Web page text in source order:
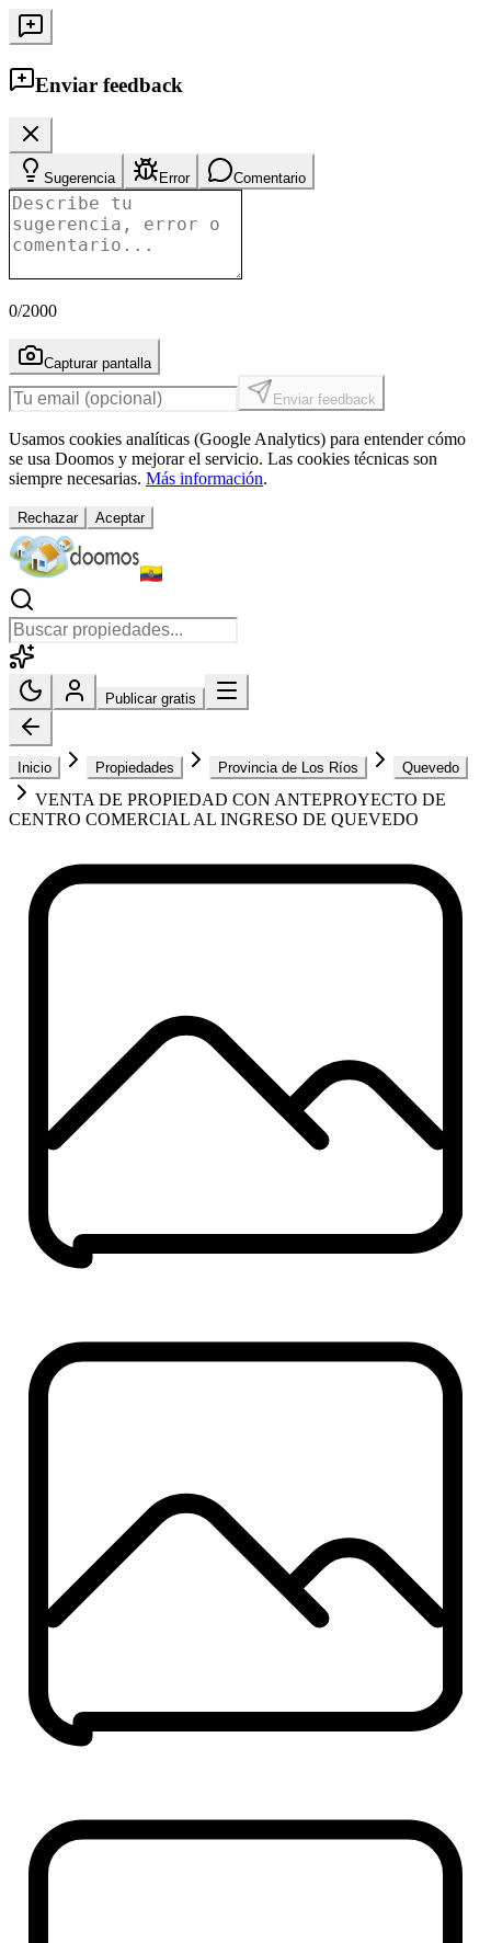
Enviar feedback
Sugerencia Error Comentario
0/2000
Capturar pantalla
Enviar feedback
Usamos cookies analíticas (Google Analytics) para entender cómo
se usa Doomos y mejorar el servicio. Las cookies técnicas son
siempre necesarias. Más información.
Rechazar Aceptar
Publicar gratis
Inicio Propiedades Provincia de Los Ríos Quevedo
VENTA DE PROPIEDAD CON ANTEPROYECTO DE
CENTRO COMERCIAL AL INGRESO DE QUEVEDO